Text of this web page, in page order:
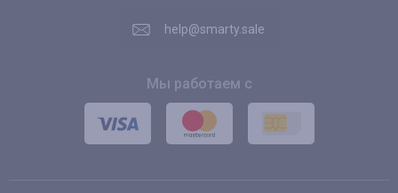
help@smarty.sale
Мы работаем с